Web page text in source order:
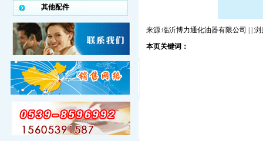
其他配件
来源:临沂博力通化油器有限公司 | |
本页关键词：